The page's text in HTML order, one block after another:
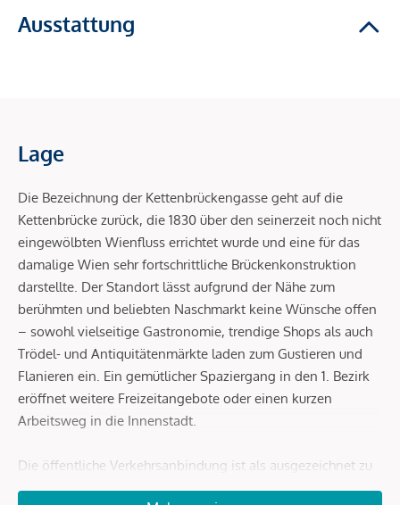
Ausstattung
Lage
Die Bezeichnung der Kettenbrückengasse geht auf die
Kettenbrücke zurück, die 1830 über den seinerzeit noch nicht
eingewölbten Wienfluss errichtet wurde und eine für das
damalige Wien sehr fortschrittliche Brückenkonstruktion
darstellte. Der Standort lässt aufgrund der Nähe zum
berühmten und beliebten Naschmarkt keine Wünsche offen
– sowohl vielseitige Gastronomie, trendige Shops als auch
Trödel- und Antiquitätenmärkte laden zum Gustieren und
Flanieren ein. Ein gemütlicher Spaziergang in den 1. Bezirk
eröffnet weitere Freizeitangebote oder einen kurzen
Arbeitsweg in die Innenstadt.
Die öffentliche Verkehrsanbindung ist als ausgezeichnet zu
bewerten: In unmittelbarer Umgebung befindet sich die U4